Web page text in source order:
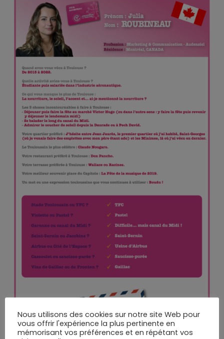
Nous utilisons des cookies sur notre site Web pour
vous offrir l'expérience la plus pertinente en
mémorisant vos préférences et en répétant vos